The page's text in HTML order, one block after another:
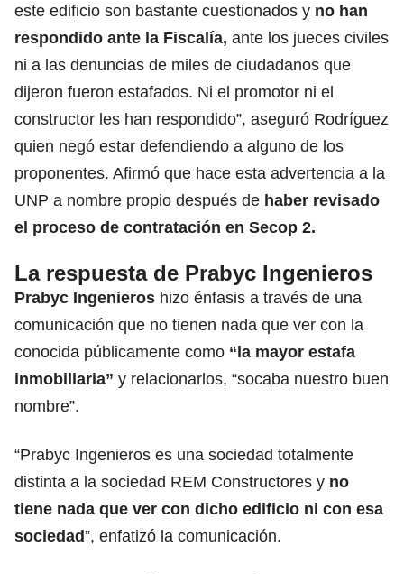
este edificio son bastante cuestionados y no han
respondido ante la Fiscalía, ante los jueces civiles
ni a las denuncias de miles de ciudadanos que
dijeron fueron estafados. Ni el promotor ni el
constructor les han respondido”, aseguró Rodríguez
quien negó estar defendiendo a alguno de los
proponentes. Afirmó que hace esta advertencia a la
UNP a nombre propio después de haber revisado
el proceso de contratación en Secop 2.
La respuesta de Prabyc Ingenieros
Prabyc Ingenieros hizo énfasis a través de una
comunicación que no tienen nada que ver con la
conocida públicamente como “la mayor estafa
inmobiliaria” y relacionarlos, “socaba nuestro buen
nombre”.
“Prabyc Ingenieros es una sociedad totalmente
distinta a la sociedad REM Constructores y no
tiene nada que ver con dicho edificio ni con esa
sociedad”, enfatizó la comunicación.